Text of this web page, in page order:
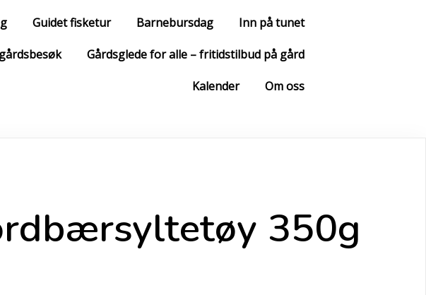
Guidet fisketur Barnebursdag Inn på tunet
Gårdsglede for alle – fritidstilbud på gård
Kalender Om oss
350g